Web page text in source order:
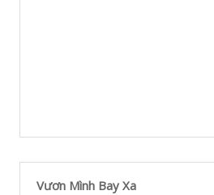
Vươn Mình Bay Xa